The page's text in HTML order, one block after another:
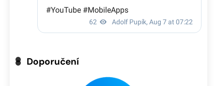
Doporučení